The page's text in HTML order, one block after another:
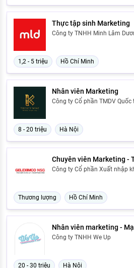
Thực tập sinh Marketing
Công ty TNHH Minh Lâm
1,2 - 5 triệu Hồ Chí Minh
Nhân viên Marketing
Công ty Cổ phần TMDV Quốc
8 - 20 triệu Hà Nội
Chuyên viên Marketing -
Công ty Cổ phần Xuất nhập
Thương lượng Hồ Chí Minh
Nhân viên marketing -
Công ty TNHH We Up
20 - 30 triệu Hà Nội